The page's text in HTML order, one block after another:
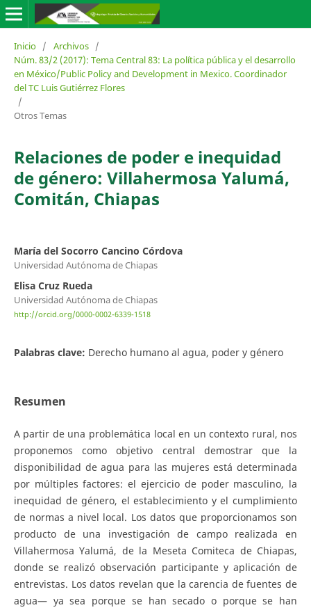
Inicio / Archivos /
Núm. 83/2 (2017): Tema Central 83: La política pública y el desarrollo
en México/Public Policy and Development in Mexico. Coordinador
del TC Luis Gutiérrez Flores
/
Otros Temas
Relaciones de poder e inequidad
de género: Villahermosa Yalumá,
Comitán, Chiapas
María del Socorro Cancino Córdova
Universidad Autónoma de Chiapas
Elisa Cruz Rueda
Universidad Autónoma de Chiapas
http://orcid.org/0000-0002-6339-1518
Palabras clave: Derecho humano al agua, poder y género
Resumen
A partir de una problemática local en un contexto rural, nos
proponemos como objetivo central demostrar que la
disponibilidad de agua para las mujeres está determinada
por múltiples factores: el ejercicio de poder masculino, la
inequidad de género, el establecimiento y el cumplimiento
de normas a nivel local. Los datos que proporcionamos son
producto de una investigación de campo realizada en
Villahermosa Yalumá, de la Meseta Comiteca de Chiapas,
donde se realizó observación participante y aplicación de
entrevistas. Los datos revelan que la carencia de fuentes de
agua— ya sea porque se han secado o porque se han